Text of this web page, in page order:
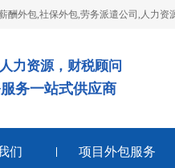
酬外包,社保外包,劳务派遣公司,人力
力资源，财税顾问
务一站式供应商
们 项目外包服务